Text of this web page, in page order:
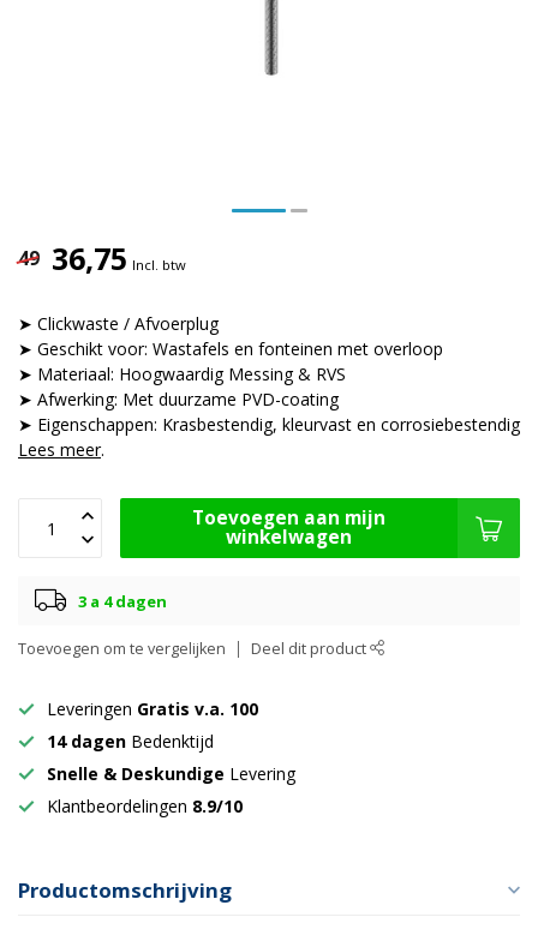
49 36,75 Incl. btw
➤ Clickwaste / Afvoerplug
➤ Geschikt voor: Wastafels en fonteinen met overloop
➤ Materiaal: Hoogwaardig Messing & RVS
➤ Afwerking: Met duurzame PVD-coating
➤ Eigenschappen: Krasbestendig, kleurvast en corrosiebestendig
Lees meer.
Toevoegen aan mijn
winkelwagen
3 a 4 dagen
Toevoegen om te vergelijken Deel dit product
Leveringen Gratis v.a. 100
14 dagen Bedenktijd
Snelle & Deskundige Levering
Klantbeordelingen 8.9/10
Productomschrijving